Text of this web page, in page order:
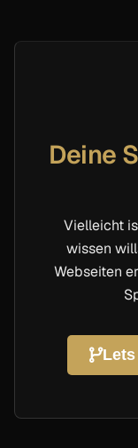
Deine
Vielleicht
wissen
Webseiten